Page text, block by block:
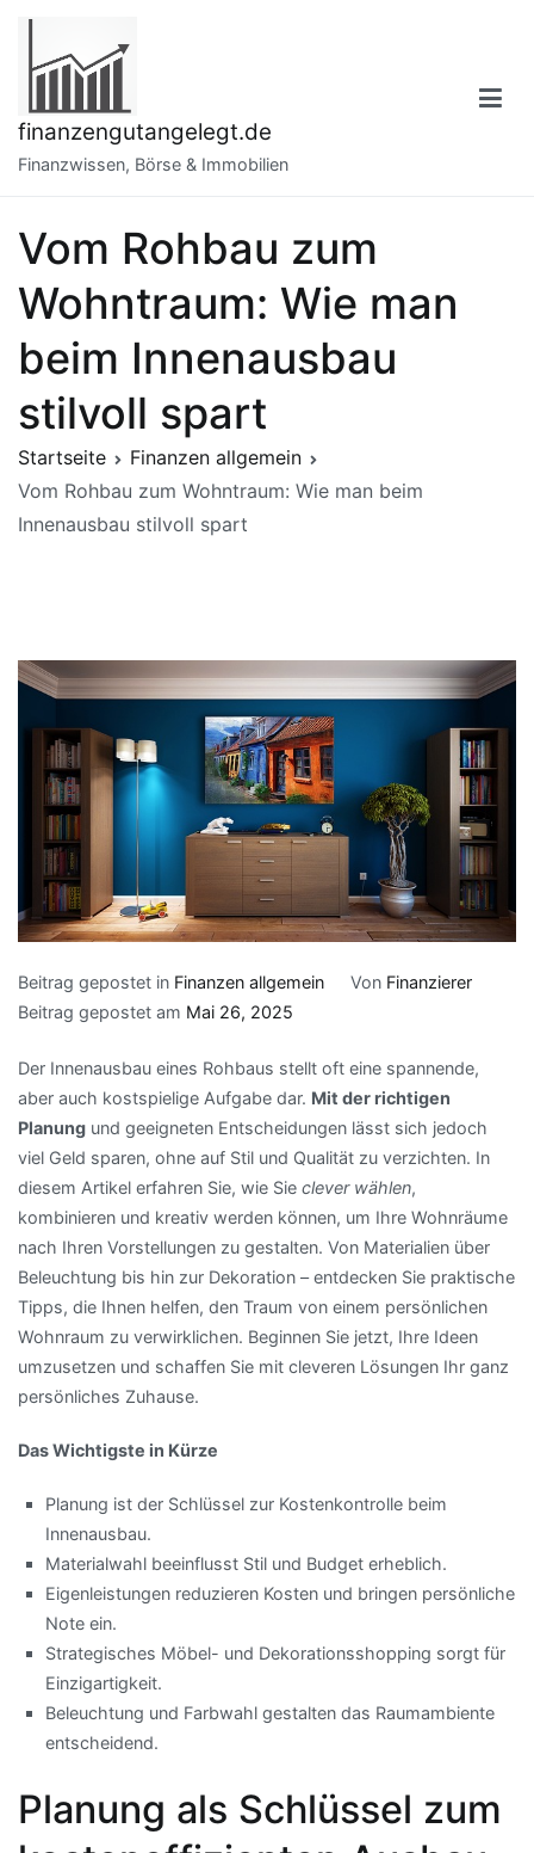
springen
finanzengutangelegt.de
Finanzwissen, Börse & Immobilien
Vom Rohbau zum
Wohntraum: Wie man
beim Innenausbau
stilvoll spart
Startseite
Finanzen allgemein
Vom Rohbau zum Wohntraum: Wie man beim
Innenausbau stilvoll spart
Beitrag gepostet in Finanzen allgemein Von Finanzierer
Beitrag gepostet am Mai 26, 2025
Der Innenausbau eines Rohbaus stellt oft eine spannende,
aber auch kostspielige Aufgabe dar. Mit der richtigen
Planung und geeigneten Entscheidungen lässt sich jedoch
viel Geld sparen, ohne auf Stil und Qualität zu verzichten. In
diesem Artikel erfahren Sie, wie Sie clever wählen,
kombinieren und kreativ werden können, um Ihre Wohnräume
nach Ihren Vorstellungen zu gestalten. Von Materialien über
Beleuchtung bis hin zur Dekoration – entdecken Sie praktische
Tipps, die Ihnen helfen, den Traum von einem persönlichen
Wohnraum zu verwirklichen. Beginnen Sie jetzt, Ihre Ideen
umzusetzen und schaffen Sie mit cleveren Lösungen Ihr ganz
persönliches Zuhause.
Das Wichtigste in Kürze
Planung ist der Schlüssel zur Kostenkontrolle beim
Innenausbau.
Materialwahl beeinflusst Stil und Budget erheblich.
Eigenleistungen reduzieren Kosten und bringen persönliche
Note ein.
Strategisches Möbel- und Dekorationsshopping sorgt für
Einzigartigkeit.
Beleuchtung und Farbwahl gestalten das Raumambiente
entscheidend.
Planung als Schlüssel zum